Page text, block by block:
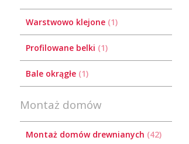
Warstwowo klejone 1
Profilowane belki 1
Bale okrągłe 1
Montaż domów
Montaż domów drewnianych 42